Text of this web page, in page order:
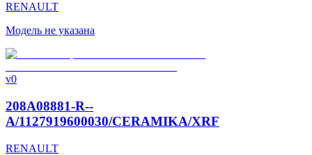
RENAULT
Модель не указана
v0
208A08881-R--
A/1127919600030/CERAMIKA/XRF
RENAULT